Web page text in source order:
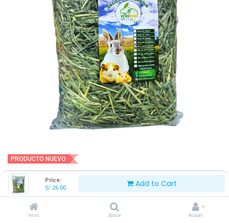
Price:
S/ 26.00 Add to Cart
Inicio Buscar Account
PRODUCTO NUEVO
VERDHENO HENO DE ALFALFA +
AVENA 1 KG